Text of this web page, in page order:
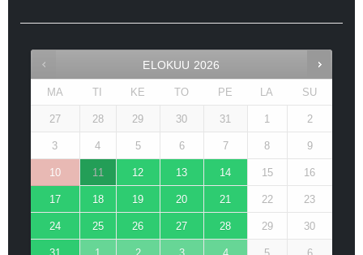
ELOKUU 2026
MA TI KE TO PE LA SU
27 28 29 30 31 1 2
3 4 5 6 7 8 9
10 11 12 13 14 15 16
17 18 19 20 21 22 23
24 25 26 27 28 29 30